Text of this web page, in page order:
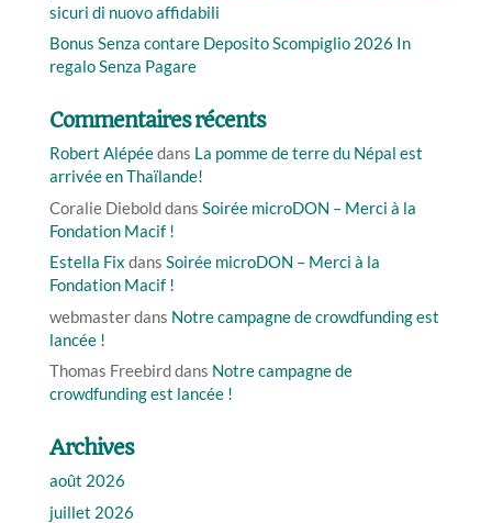
sicuri di nuovo affidabili
Bonus Senza contare Deposito Scompiglio 2026 In
regalo Senza Pagare
Commentaires récents
Robert Alépéedans La pomme de terre du Népal est
arrivée en Thaïlande!
Coralie Diebolddans Soirée microDON – Merci à la
Fondation Macif !
Estella Fix dans Soirée microDON – Merci à la
Fondation Macif !
webmasterdans Notre campagne de crowdfunding est
lancée !
Thomas Freebirddans Notre campagne de
crowdfunding est lancée !
Archives
août 2026
juillet 2026